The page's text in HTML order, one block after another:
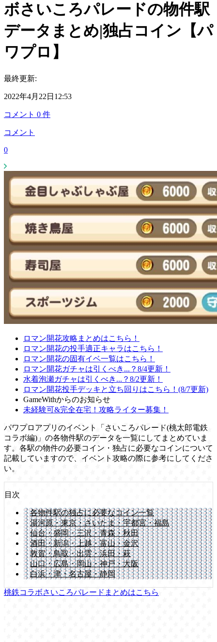
ボさいころパレードの物件駅
データまとめ|独占コイン【パ
ワプロ】
最終更新:
2022年4月22日12:53
コメント 0 件
コメント
0
ロマン開花攻略まとめはこちら！
ロマン開花の投手適正キャラはこちら！
ロマン開花の固有イベ一覧はこちら！
ロマン開花ガチャは引くべき...？8/4更新！
水着泡瀬ガチャは引くべき...？8/2更新！
ロマン開花投手デッキと立ち回りはこちら！(8/7更新)
GameWithからのお知らせ
未経験可&完全在宅！攻略ライター募集！
パワプロアプリのイベント「さいころパレード(桃太郎電鉄
コラボ編)」の各物件駅のデータを一覧にしてまとめていま
す。各駅の物件の必要コイン・独占に必要なコインについて
記載していますので、イベント攻略の際に参考にしてくださ
い。
目次
各物件駅の独占に必要なコイン一覧
湯河原・東京・さいたま・宇都宮・福島
仙台・盛岡・三沢・青森・秋田
酒田・新潟・上越・富山・金沢
敦賀・鳥取・出雲・浜田・萩
山口・広島・岡山・神戸・大阪
白浜・津・名古屋・静岡
桃鉄コラボさいころパレードまとめはこちら